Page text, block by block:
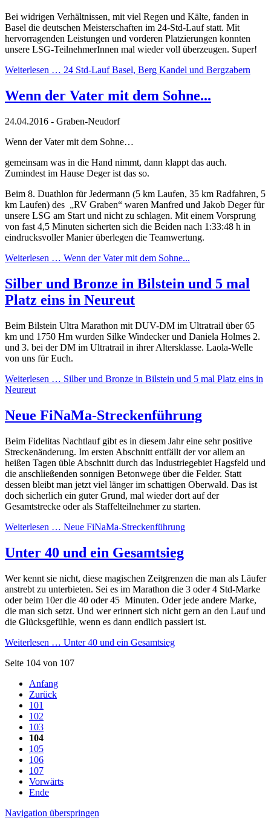
Bei widrigen Verhältnissen, mit viel Regen und Kälte, fanden in
Basel die deutschen Meisterschaften im 24-Std-Lauf statt. Mit
hervorragenden Leistungen und vorderen Platzierungen konnten
unsere LSG-TeilnehmerInnen mal wieder voll überzeugen. Super!
Weiterlesen … 24 Std-Lauf Basel, Berg Kandel und Bergzabern
Wenn der Vater mit dem Sohne...
24.04.2016 - Graben-Neudorf
Wenn der Vater mit dem Sohne…
gemeinsam was in die Hand nimmt, dann klappt das auch.
Zumindest im Hause Deger ist das so.
Beim 8. Duathlon für Jedermann (5 km Laufen, 35 km Radfahren, 5
km Laufen) des „RV Graben“ waren Manfred und Jakob Deger für
unsere LSG am Start und nicht zu schlagen. Mit einem Vorsprung
von fast 4,5 Minuten sicherten sich die Beiden nach 1:33:48 h in
eindrucksvoller Manier überlegen die Teamwertung.
Weiterlesen … Wenn der Vater mit dem Sohne...
Silber und Bronze in Bilstein und 5 mal
Platz eins in Neureut
Beim Bilstein Ultra Marathon mit DUV-DM im Ultratrail über 65
km und 1750 Hm wurden Silke Windecker und Daniela Holmes 2.
und 3. bei der DM im Ultratrail in ihrer Altersklasse. Laola-Welle
von uns für Euch.
Weiterlesen … Silber und Bronze in Bilstein und 5 mal Platz eins in
Neureut
Neue FiNaMa-Streckenführung
Beim Fidelitas Nachtlauf gibt es in diesem Jahr eine sehr positive
Streckenänderung. Im ersten Abschnitt entfällt der vor allem an
heißen Tagen üble Abschnitt durch das Industriegebiet Hagsfeld und
die anschließenden sonnigen Betonwege über die Felder. Statt
dessen bleibt man jetzt viel länger im schattigen Oberwald. Das ist
doch sicherlich ein guter Grund, mal wieder dort auf der
Gesamtstrecke oder als Staffelteilnehmer zu starten.
Weiterlesen … Neue FiNaMa-Streckenführung
Unter 40 und ein Gesamtsieg
Wer kennt sie nicht, diese magischen Zeitgrenzen die man als Läufer
anstrebt zu unterbieten. Sei es im Marathon die 3 oder 4 Std-Marke
oder beim 10er die 40 oder 45 Minuten. Oder jede andere Marke,
die man sich setzt. Und wer erinnert sich nicht gern an den Lauf und
die Glücksgefühle, wenn es dann endlich passiert ist.
Weiterlesen … Unter 40 und ein Gesamtsieg
Seite 104 von 107
Anfang
Zurück
101
102
103
104
105
106
107
Vorwärts
Ende
Navigation überspringen